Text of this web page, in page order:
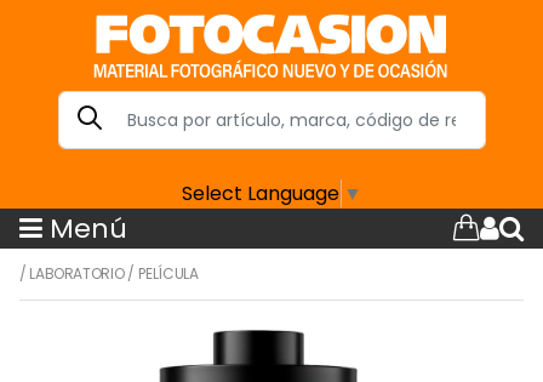
Select Language ▼
Menú
/ LABORATORIO/ PELÍCULA